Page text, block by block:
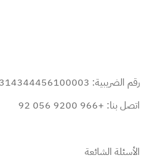
رقم الضريبية: 314344456100003
اتصل بنا: +966 9200 056 92
الأسئلة الشائعة